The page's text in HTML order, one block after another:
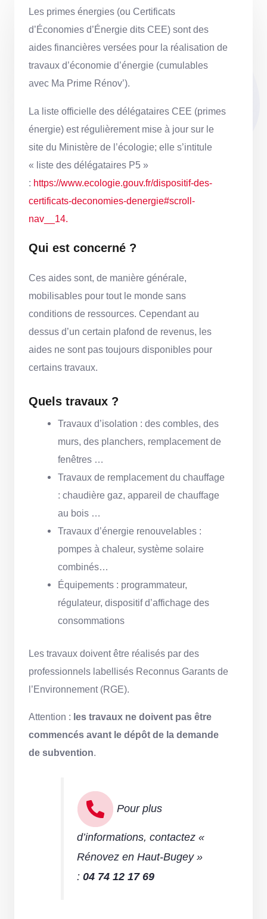
Les primes énergies (ou Certificats
d’Économies d’Énergie dits CEE) sont des
aides financières versées pour la réalisation de
travaux d’économie d’énergie (cumulables
avec Ma Prime Rénov’).
La liste officielle des délégataires CEE (primes
énergie) est régulièrement mise à jour sur le
site du Ministère de l’écologie; elle s’intitule
« liste des délégataires P5 »
: https://www.ecologie.gouv.fr/dispositif-des-
certificats-deconomies-denergie#scroll-
nav__14.
Qui est concerné ?
Ces aides sont, de manière générale,
mobilisables pour tout le monde sans
conditions de ressources. Cependant au
dessus d’un certain plafond de revenus, les
aides ne sont pas toujours disponibles pour
certains travaux.
Quels travaux ?
Travaux d’isolation : des combles, des
murs, des planchers, remplacement de
fenêtres …
Travaux de remplacement du chauffage
: chaudière gaz, appareil de chauffage
au bois …
Travaux d’énergie renouvelables :
pompes à chaleur, système solaire
combinés…
Équipements : programmateur,
régulateur, dispositif d’affichage des
consommations
Les travaux doivent être réalisés par des
professionnels labellisés Reconnus Garants de
l’Environnement (RGE).
Attention : les travaux ne doivent pas être
commencés avant le dépôt de la demande
de subvention.
Pour plus
d’informations, contactez «
Rénovez en Haut-Bugey »
: 04 74 12 17 69